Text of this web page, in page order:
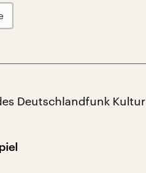
Deutschlandfunk Kultur